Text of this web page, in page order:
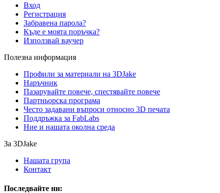
Вход
Регистрация
Забравена парола?
Къде е моята поръчка?
Използвай ваучер
Полезна информация
Профили за материали на 3DJake
Наръчник
Пазарувайте повече, спестявайте повече
Партньорска програма
Често задавани въпроси относно 3D печата
Поддръжка за FabLabs
Ние и нашата околна среда
За 3DJake
Нашата група
Контакт
Последвайте ни: